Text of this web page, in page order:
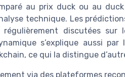
au prix duck ou au
technique. Les
régulièrement discutées
s’explique aussi
ce qui la distingue
via des plateformes